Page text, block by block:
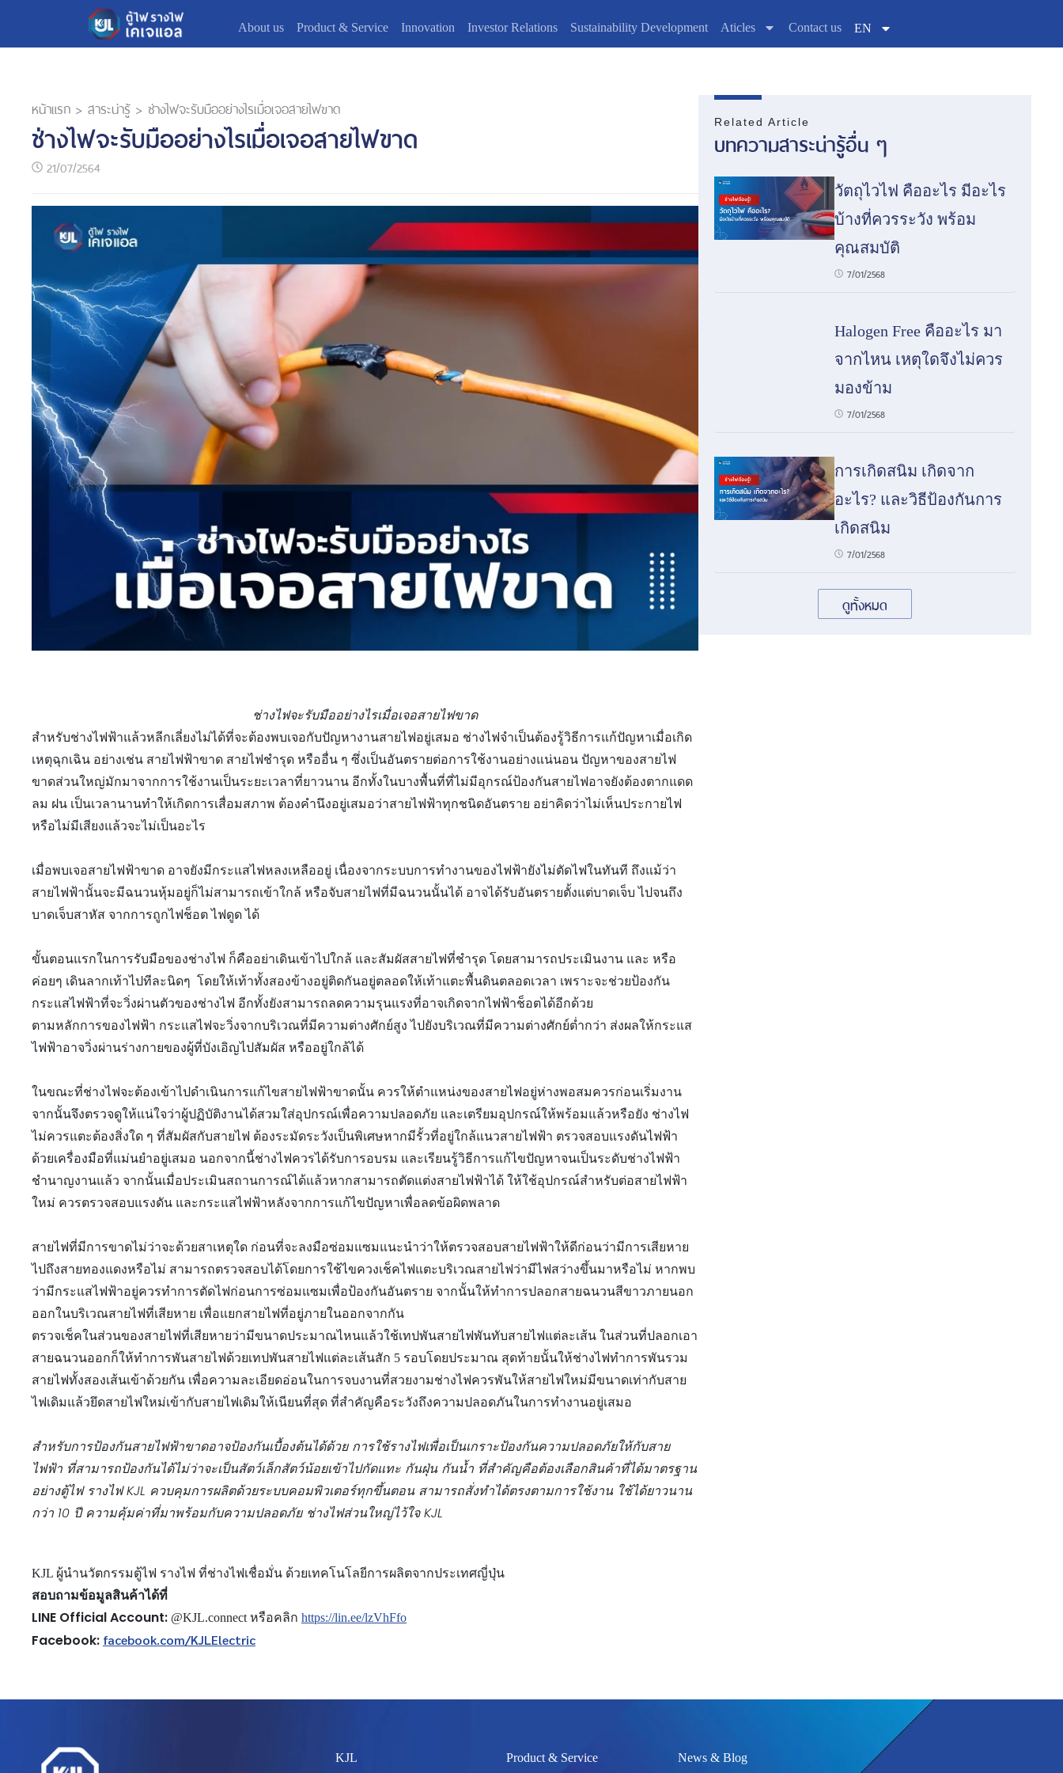
About us Product & Service Innovation Investor Relations Sustainability Development Aticles Contact us EN
หน้าแรก > สาระน่ารู้ > ช่างไฟจะรับมืออย่างไรเมื่อเจอสายไฟขาด
ช่างไฟจะรับมืออย่างไรเมื่อเจอสายไฟขาด
21/07/2564
ช่างไฟจะรับมืออย่างไรเมื่อเจอสายไฟขาด
สำหรับช่างไฟฟ้าแล้วหลีกเลี่ยงไม่ได้ที่จะต้องพบเจอกับปัญหางานสายไฟอยู่เสมอ ช่างไฟจำเป็นต้องรู้วิธีการแก้ปัญหาเมื่อเกิด
เหตุฉุกเฉิน อย่างเช่น สายไฟฟ้าขาด สายไฟชำรุด หรืออื่น ๆ ซึ่งเป็นอันตรายต่อการใช้งานอย่างแน่นอน ปัญหาของสายไฟ
ขาดส่วนใหญ่มักมาจากการใช้งานเป็นระยะเวลาที่ยาวนาน อีกทั้งในบางพื้นที่ที่ไม่มีอุกรณ์ป้องกันสายไฟอาจยังต้องตากแดด
ลม ฝน เป็นเวลานานทำให้เกิดการเสื่อมสภาพ ต้องคำนึงอยู่เสมอว่าสายไฟฟ้าทุกชนิดอันตราย อย่าคิดว่าไม่เห็นประกายไฟ
หรือไม่มีเสียงแล้วจะไม่เป็นอะไร
เมื่อพบเจอสายไฟฟ้าขาด อาจยังมีกระแสไฟหลงเหลืออยู่ เนื่องจากระบบการทำงานของไฟฟ้ายังไม่ตัดไฟในทันที ถึงแม้ว่า
สายไฟฟ้านั้นจะมีฉนวนหุ้มอยู่ก็ไม่สามารถเข้าใกล้ หรือจับสายไฟที่มีฉนวนนั้นได้ อาจได้รับอันตรายตั้งแต่บาดเจ็บ ไปจนถึง
บาดเจ็บสาหัส จากการถูกไฟช็อต ไฟดูด ได้
ขั้นตอนแรกในการรับมือของช่างไฟ ก็คืออย่าเดินเข้าไปใกล้ และสัมผัสสายไฟที่ชำรุด โดยสามารถประเมินงาน และ หรือ
ค่อยๆ เดินลากเท้าไปทีละนิดๆ โดยให้เท้าทั้งสองข้างอยู่ติดกันอยู่ตลอดให้เท้าแตะพื้นดินตลอดเวลา เพราะจะช่วยป้องกัน
กระแสไฟฟ้าที่จะวิ่งผ่านตัวของช่างไฟ อีกทั้งยังสามารถลดความรุนแรงที่อาจเกิดจากไฟฟ้าช็อตได้อีกด้วย
ตามหลักการของไฟฟ้า กระแสไฟจะวิ่งจากบริเวณที่มีความต่างศักย์สูง ไปยังบริเวณที่มีความต่างศักย์ต่ำกว่า ส่งผลให้กระแส
ไฟฟ้าอาจวิ่งผ่านร่างกายของผู้ที่บังเอิญไปสัมผัส หรืออยู่ใกล้ได้
ในขณะที่ช่างไฟจะต้องเข้าไปดำเนินการแก้ไขสายไฟฟ้าขาดนั้น ควรให้ตำแหน่งของสายไฟอยู่ห่างพอสมควรก่อนเริ่มงาน
จากนั้นจึงตรวจดูให้แน่ใจว่าผู้ปฏิบัติงานได้สวมใส่อุปกรณ์เพื่อความปลอดภัย และเตรียมอุปกรณ์ให้พร้อมแล้วหรือยัง ช่างไฟ
ไม่ควรแตะต้องสิ่งใด ๆ ที่สัมผัสกับสายไฟ ต้องระมัดระวังเป็นพิเศษหากมีรั้วที่อยู่ใกล้แนวสายไฟฟ้า ตรวจสอบแรงดันไฟฟ้า
ด้วยเครื่องมือที่แม่นยำอยู่เสมอ นอกจากนี้ช่างไฟควรได้รับการอบรม และเรียนรู้วิธีการแก้ไขปัญหาจนเป็นระดับช่างไฟฟ้า
ชำนาญงานแล้ว จากนั้นเมื่อประเมินสถานการณ์ได้แล้วหากสามารถตัดแต่งสายไฟฟ้าได้ ให้ใช้อุปกรณ์สำหรับต่อสายไฟฟ้า
ใหม่ ควรตรวจสอบแรงดัน และกระแสไฟฟ้าหลังจากการแก้ไขปัญหาเพื่อลดข้อผิดพลาด
สายไฟที่มีการขาดไม่ว่าจะด้วยสาเหตุใด ก่อนที่จะลงมือซ่อมแซมแนะนำว่าให้ตรวจสอบสายไฟฟ้าให้ดีก่อนว่ามีการเสียหาย
ไปถึงสายทองแดงหรือไม่ สามารถตรวจสอบได้โดยการใช้ไขควงเช็คไฟแตะบริเวณสายไฟว่ามีไฟสว่างขึ้นมาหรือไม่ หากพบ
ว่ามีกระแสไฟฟ้าอยู่ควรทำการตัดไฟก่อนการซ่อมแซมเพื่อป้องกันอันตราย จากนั้นให้ทำการปลอกสายฉนวนสีขาวภายนอก
ออกในบริเวณสายไฟที่เสียหาย เพื่อแยกสายไฟที่อยู่ภายในออกจากกัน
ตรวจเช็คในส่วนของสายไฟที่เสียหายว่ามีขนาดประมาณไหนแล้วใช้เทปพันสายไฟพันทับสายไฟแต่ละเส้น ในส่วนที่ปลอกเอา
สายฉนวนออกก็ให้ทำการพันสายไฟด้วยเทปพันสายไฟแต่ละเส้นสัก 5 รอบโดยประมาณ สุดท้ายนั้นให้ช่างไฟทำการพันรวม
สายไฟทั้งสองเส้นเข้าด้วยกัน เพื่อความละเอียดอ่อนในการจบงานที่สวยงามช่างไฟควรพันให้สายไฟใหม่มีขนาดเท่ากับสาย
ไฟเดิมแล้วยึดสายไฟใหม่เข้ากับสายไฟเดิมให้เนียนที่สุด ที่สำคัญคือระวังถึงความปลอดภันในการทำงานอยู่เสมอ
สำหรับการป้องกันสายไฟฟ้าขาดอาจป้องกันเบื้องต้นได้ด้วย การใช้รางไฟเพื่อเป็นเกราะป้องกันความปลอดภัยให้กับสาย
ไฟฟ้า ที่สามารถป้องกันได้ไม่ว่าจะเป็นสัตว์เล็กสัตว์น้อยเข้าไปกัดแทะ กันฝุ่น กันน้ำ ที่สำคัญคือต้องเลือกสินค้าที่ได้มาตรฐาน
อย่างตู้ไฟ รางไฟKJL ควบคุมการผลิตด้วยระบบคอมพิวเตอร์ทุกขึ้นตอน สามารถสั่งทำได้ตรงตามการใช้งาน ใช้ได้ยาวนาน
กว่า 10 ปี ความคุ้มค่าที่มาพร้อมกับความปลอดภัย ช่างไฟส่วนใหญ่ไว้ใจKJL
KJL ผู้นำนวัตกรรมตู้ไฟ รางไฟ ที่ช่างไฟเชื่อมั่น ด้วยเทคโนโลยีการผลิตจากประเทศญี่ปุ่น
สอบถามข้อมูลสินค้าได้ที่
LINE Official Account: @KJL.connect หรือคลิก https://lin.ee/lzVhFfo
Facebook: facebook.com/KJLElectric
Related Article
บทความสาระน่ารู้อื่น ๆ
วัตถุไวไฟ คืออะไร มีอะไร
บ้างที่ควรระวัง พร้อม
คุณสมบัติ
7/01/2568
Halogen Free คืออะไร มา
จากไหน เหตุใดจึงไม่ควร
มองข้าม
7/01/2568
การเกิดสนิม เกิดจาก
อะไร? และวิธีป้องกันการ
เกิดสนิม
7/01/2568
ดูทั้งหมด
KJL Product & Service News & Blog